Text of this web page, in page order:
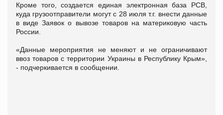
Кроме того, создается единая электронная база РСВ,
куда грузоотправители могут с 28 июля т.г. внести данные
в виде Заявок о вывозе товаров на материковую часть
России.
«Данные мероприятия не меняют и не ограничивают
ввоз товаров с территории Украины в Республику Крым»,
- подчеркивается в сообщении.